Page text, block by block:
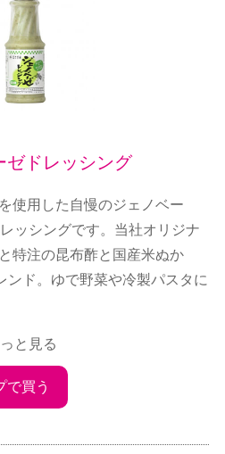
ゼドレッシング
使用した自慢のジェノベー
ッシングです。当社オリジナ
特注の昆布酢と国産米ぬか
ンド。ゆで野菜や冷製パスタに
と見る
で買う